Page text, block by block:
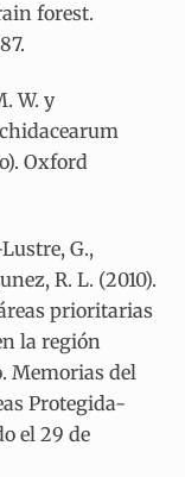
forest.
W. y
Oxford
G.,
R. L. (2010).
prioritarias
la región
Memorias del
Protegida-
el 29 de